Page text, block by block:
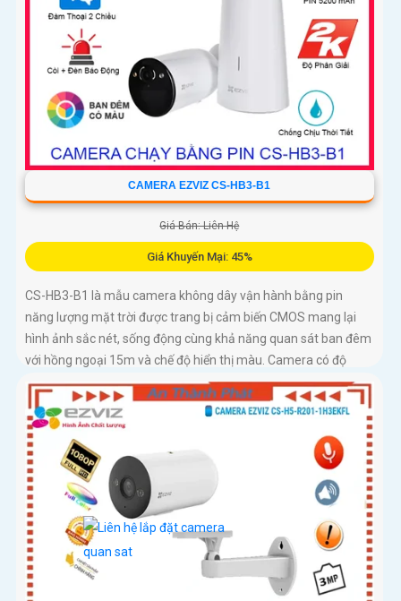
CAMERA EZVIZ CS-HB3-B1
Giá Bán: Liên Hệ
Giá Khuyến Mại: 45%
CS-HB3-B1 là mẫu camera không dây vận hành bằng pin
năng lượng mặt trời được trang bị cảm biến CMOS mang lại
hình ảnh sắc nét, sống động cùng khả năng quan sát ban đêm
với hồng ngoại 15m và chế độ hiển thị màu. Camera có độ
phân giải 3